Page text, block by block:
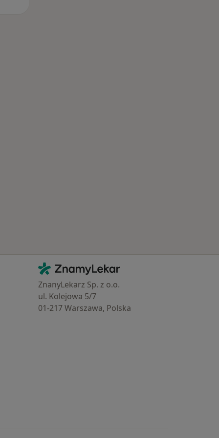
Kontakt
ZnamyLekar - Hlavní stránka
ZnanyLekarz Sp. z o.o.
ul. Kolejowa 5/7
01-217 Warszawa, Polska